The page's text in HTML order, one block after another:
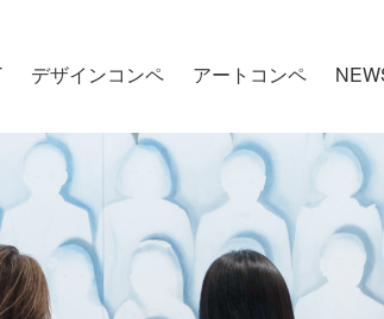
デザインコンペ アートコンペ